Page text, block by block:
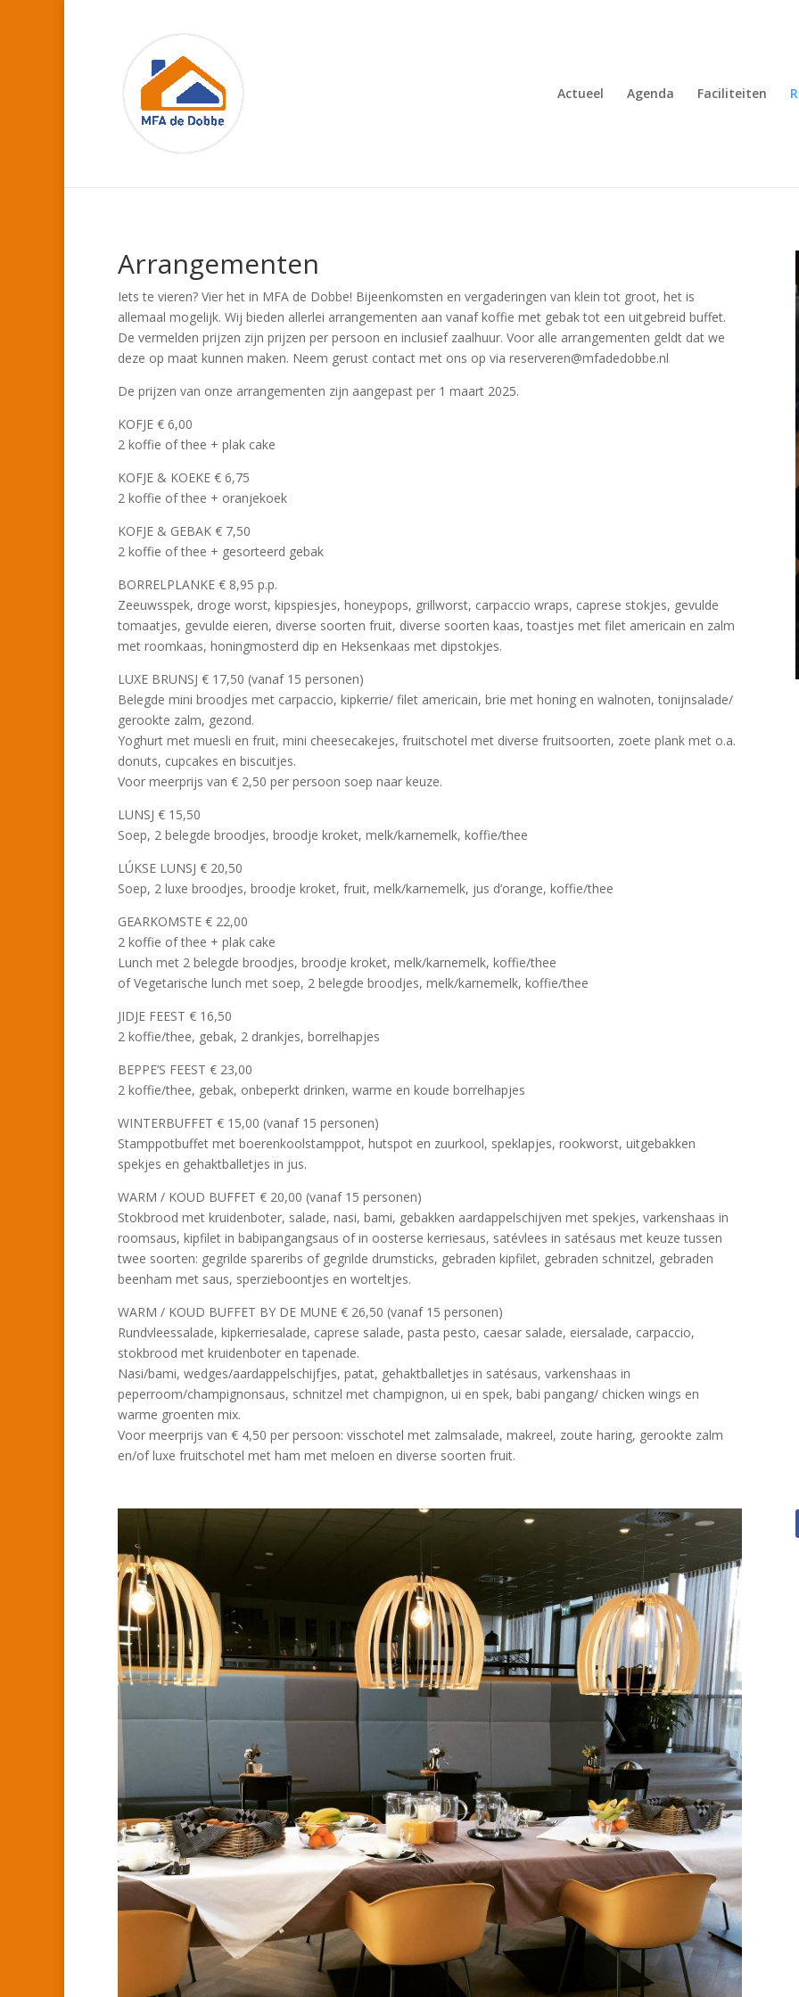
Actueel Agenda Faciliteiten
Arrangementen
Iets te vieren? Vier het in MFA de Dobbe! Bijeenkomsten en vergaderingen van klein tot groot, het is
allemaal mogelijk. Wij bieden allerlei arrangementen aan vanaf koffie met gebak tot een uitgebreid buffet.
De vermelden prijzen zijn prijzen per persoon en inclusief zaalhuur. Voor alle arrangementen geldt dat we
deze op maat kunnen maken. Neem gerust contact met ons op via reserveren@mfadedobbe.nl
De prijzen van onze arrangementen zijn aangepast per 1 maart 2025.
KOFJE € 6,00
2 koffie of thee + plak cake
KOFJE & KOEKE € 6,75
2 koffie of thee + oranjekoek
KOFJE & GEBAK € 7,50
2 koffie of thee + gesorteerd gebak
BORRELPLANKE € 8,95 p.p.
Zeeuwsspek, droge worst, kipspiesjes, honeypops, grillworst, carpaccio wraps, caprese stokjes, gevulde
tomaatjes, gevulde eieren, diverse soorten fruit, diverse soorten kaas, toastjes met filet americain en zalm
met roomkaas, honingmosterd dip en Heksenkaas met dipstokjes.
LUXE BRUNSJ € 17,50 (vanaf 15 personen)
Belegde mini broodjes met carpaccio, kipkerrie/ filet americain, brie met honing en walnoten, tonijnsalade/
gerookte zalm, gezond.
Yoghurt met muesli en fruit, mini cheesecakejes, fruitschotel met diverse fruitsoorten, zoete plank met o.a.
donuts, cupcakes en biscuitjes.
Voor meerprijs van € 2,50 per persoon soep naar keuze.
LUNSJ € 15,50
Soep, 2 belegde broodjes, broodje kroket, melk/karnemelk, koffie/thee
LÚKSE LUNSJ € 20,50
Soep, 2 luxe broodjes, broodje kroket, fruit, melk/karnemelk, jus d’orange, koffie/thee
GEARKOMSTE € 22,00
2 koffie of thee + plak cake
Lunch met 2 belegde broodjes, broodje kroket, melk/karnemelk, koffie/thee
of Vegetarische lunch met soep, 2 belegde broodjes, melk/karnemelk, koffie/thee
JIDJE FEEST € 16,50
2 koffie/thee, gebak, 2 drankjes, borrelhapjes
BEPPE’S FEEST € 23,00
2 koffie/thee, gebak, onbeperkt drinken, warme en koude borrelhapjes
WINTERBUFFET € 15,00 (vanaf 15 personen)
Stamppotbuffet met boerenkoolstamppot, hutspot en zuurkool, speklapjes, rookworst, uitgebakken
spekjes en gehaktballetjes in jus.
WARM / KOUD BUFFET € 20,00 (vanaf 15 personen)
Stokbrood met kruidenboter, salade, nasi, bami, gebakken aardappelschijven met spekjes, varkenshaas in
roomsaus, kipfilet in babipangangsaus of in oosterse kerriesaus, satévlees in satésaus met keuze tussen
twee soorten: gegrilde spareribs of gegrilde drumsticks, gebraden kipfilet, gebraden schnitzel, gebraden
beenham met saus, sperzieboontjes en worteltjes.
WARM / KOUD BUFFET BY DE MUNE € 26,50 (vanaf 15 personen)
Rundvleessalade, kipkerriesalade, caprese salade, pasta pesto, caesar salade, eiersalade, carpaccio,
stokbrood met kruidenboter en tapenade.
Nasi/bami, wedges/aardappelschijfjes, patat, gehaktballetjes in satésaus, varkenshaas in
peperroom/champignonsaus, schnitzel met champignon, ui en spek, babi pangang/ chicken wings en
warme groenten mix.
Voor meerprijs van € 4,50 per persoon: visschotel met zalmsalade, makreel, zoute haring, gerookte zalm
en/of luxe fruitschotel met ham met meloen en diverse soorten fruit.